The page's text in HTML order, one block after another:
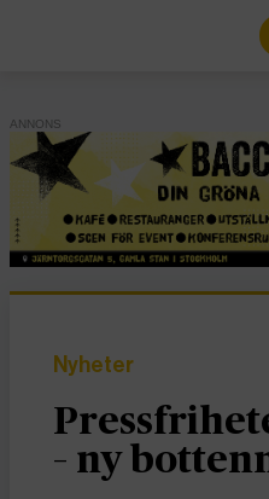
ANNONS
Nyheter
– ny